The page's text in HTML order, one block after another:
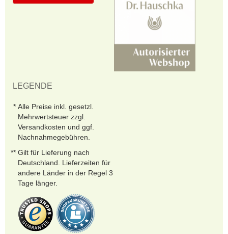
LEGENDE
Alle Preise inkl. gesetzl.
Mehrwertsteuer zzgl.
Versandkosten und ggf.
Nachnahmegebühren.
Gilt für Lieferung nach
Deutschland. Lieferzeiten für
andere Länder in der Regel 3
Tage länger.